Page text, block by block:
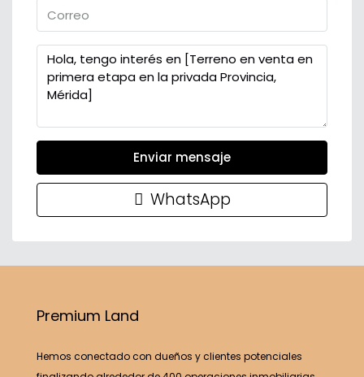
Enviar mensaje
WhatsApp
Premium Land
Hemos conectado con dueños y clientes potenciales